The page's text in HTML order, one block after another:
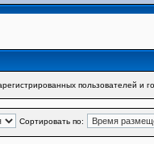
пользователей и
Сортировать по: